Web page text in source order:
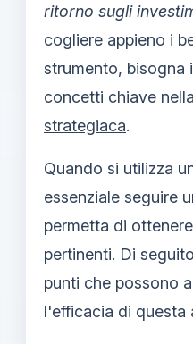
ritorno sugli
cogliere appieno i
strumento, bisogna
concetti chiave
strategiaca.
Quando si utilizza
essenziale seguire
permetta di
pertinenti. Di
punti che possono
l'efficacia di questa